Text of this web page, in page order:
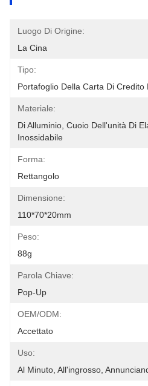
Luogo Di Origine:
La Cina
Tipo:
Portafoglio Della Carta Di Credito
Materiale:
Di Alluminio, Cuoio Dell'unità Di
Inossidabile
Forma:
Rettangolo
Dimensione:
110*70*20mm
Peso:
88g
Parola Chiave:
Pop-Up
OEM/ODM:
Accettato
Uso:
Al Minuto, All'ingrosso,